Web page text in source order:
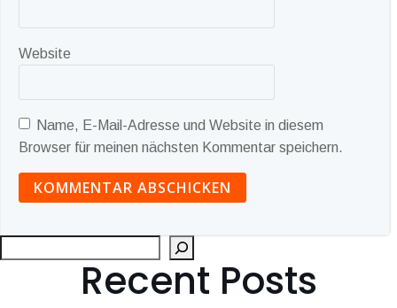
Website
Name, E-Mail-Adresse und Website in diesem
Browser für meinen nächsten Kommentar speichern.
Recent Posts